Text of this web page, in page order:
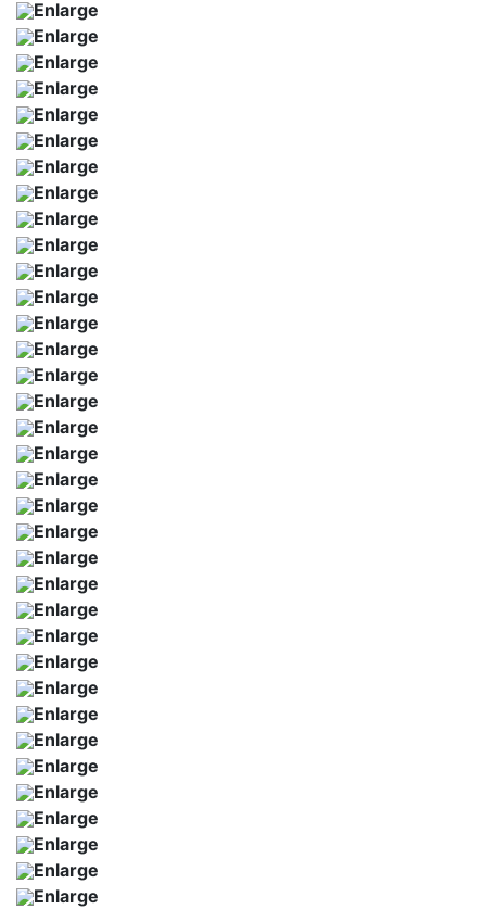
Enlarge
Enlarge
Enlarge
Enlarge
Enlarge
Enlarge
Enlarge
Enlarge
Enlarge
Enlarge
Enlarge
Enlarge
Enlarge
Enlarge
Enlarge
Enlarge
Enlarge
Enlarge
Enlarge
Enlarge
Enlarge
Enlarge
Enlarge
Enlarge
Enlarge
Enlarge
Enlarge
Enlarge
Enlarge
Enlarge
Enlarge
Enlarge
Enlarge
Enlarge
Enlarge